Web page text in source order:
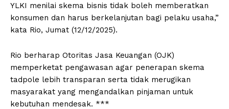
YLKI menilai skema bisnis tidak boleh memberatkan
konsumen dan harus berkelanjutan bagi pelaku usaha,”
kata Rio, Jumat (12/12/2025).
Rio berharap Otoritas Jasa Keuangan (OJK)
memperketat pengawasan agar penerapan skema
tadpole lebih transparan serta tidak merugikan
masyarakat yang mengandalkan pinjaman untuk
kebutuhan mendesak. ***